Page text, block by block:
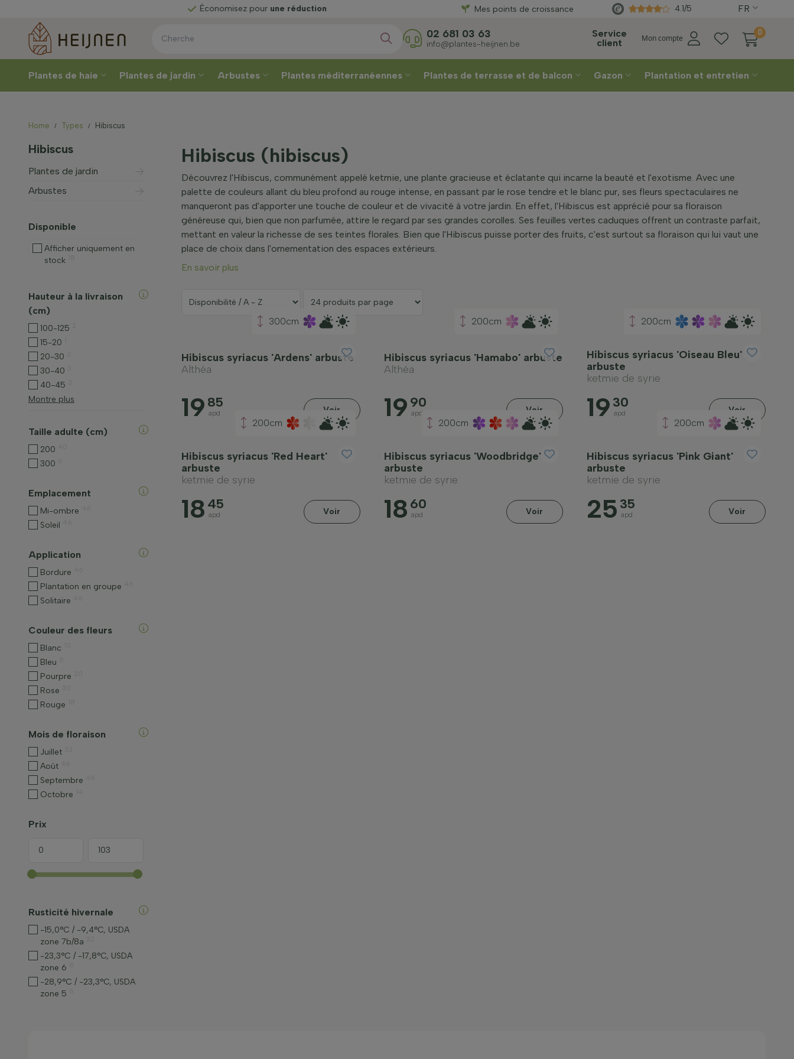
Économisez pourune réduction
une réduction
Directement du producteur
Mes points de croissance 4.1/5 FR
Service
client
Mon compte
0
02 681 03 63
info@plantes-heijnen.be
Plantes de haie Plantes de jardin Arbustes Plantes méditerranéennes Plantes de terrasse et de balcon Gazon Plantation et entretien
Home Types Hibiscus
Hibiscus
Plantes de jardin
Arbustes
Disponible
Afficher uniquement en
stock
Hauteur à la livraison
(cm)
100-125
15-20
20-30
30-40
40-45
Montre plus
Taille adulte (cm)
200
300
Emplacement
Mi-ombre
Soleil
Application
Bordure
Plantation en groupe
Solitaire
Couleur des fleurs
Blanc
Bleu
Pourpre
Rose
Rouge
Mois de floraison
Juillet
Août
Septembre
Octobre
Prix
Rusticité hivernale
-15,0°C / -9,4°C, USDA
zone 7b/8a
-23,3°C / -17,8°C, USDA
zone 6
-28,9°C / -23,3°C, USDA
zone 5
Hibiscus (hibiscus)
Découvrez l'Hibiscus, communément appelé ketmie, une plante gracieuse et éclatante qui incarne la beauté et l'exotisme. Avec une
palette de couleurs allant du bleu profond au rouge intense, en passant par le rose tendre et le blanc pur, ses fleurs spectaculaires ne
manqueront pas d'apporter une touche de couleur et de vivacité à votre jardin. En effet, l'Hibiscus est apprécié pour sa floraison
généreuse qui, bien que non parfumée, attire le regard par ses grandes corolles. Ses feuilles vertes caduques offrent un contraste parfait,
mettant en valeur la richesse de ses teintes florales. Bien que l'Hibiscus puisse porter des fruits, c'est surtout sa floraison qui lui vaut une
place de choix dans l'ornementation des espaces extérieurs.
En savoir plus
300cm
Hibiscus syriacus 'Ardens' arbuste
Althéa
19 85
apd Voir
200cm
Hibiscus syriacus 'Hamabo' arbuste
Althéa
19 90
apd Voir
200cm
Hibiscus syriacus 'Oiseau Bleu'
arbuste
ketmie de syrie
19 30
apd Voir
200cm
Hibiscus syriacus 'Red Heart'
arbuste
ketmie de syrie
18 45
apd Voir
200cm
Hibiscus syriacus 'Woodbridge'
arbuste
ketmie de syrie
18 60
apd Voir
200cm
Hibiscus syriacus 'Pink Giant'
arbuste
ketmie de syrie
25 35
apd Voir